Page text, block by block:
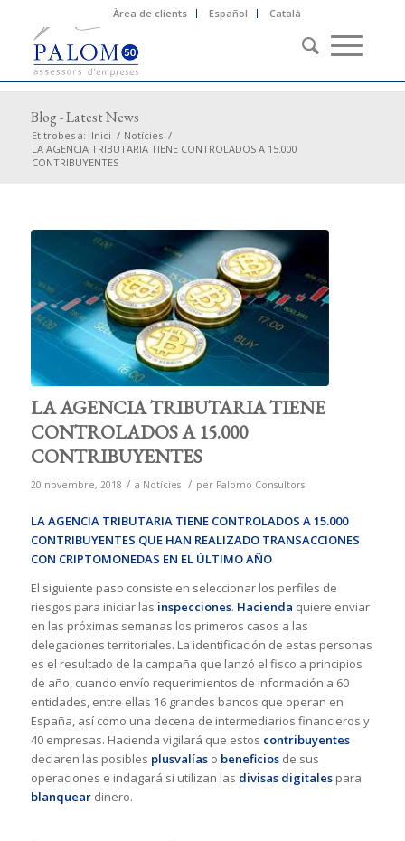
Àrea de clients Español Català
Blog - Latest News
Et trobes a: Inici / Notícies /
LA AGENCIA TRIBUTARIA TIENE CONTROLADOS A 15.000
CONTRIBUYENTES
LA AGENCIA TRIBUTARIA TIENE
CONTROLADOS A 15.000
CONTRIBUYENTES
20 novembre, 2018 / a Notícies / per Palomo Consultors
LA AGENCIA TRIBUTARIA TIENE CONTROLADOS A 15.000
CONTRIBUYENTES QUE HAN REALIZADO TRANSACCIONES
CON CRIPTOMONEDAS EN EL ÚLTIMO AÑO
El siguiente paso consiste en seleccionar los perfiles de
riesgos para iniciar las inspecciones. Hacienda quiere enviar
en las próximas semanas los primeros casos a las
delegaciones territoriales. La identificación de estas personas
es el resultado de la campaña que lanzó el fisco a principios
de año, cuando envío requerimientos de información a 60
entidades, entre ellas 16 grandes bancos que operan en
España, así como una decena de intermediarios financieros y
40 empresas. Hacienda vigilará que estos contribuyentes
declaren las posibles plusvalíaso beneficiosde sus
operaciones e indagará si utilizan las divisas digitalespara
blanqueardinero.